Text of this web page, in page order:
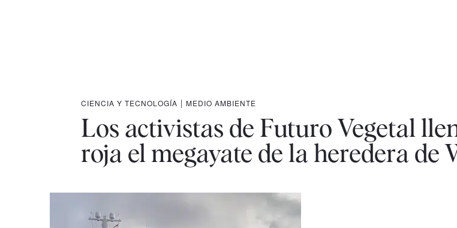
CIENCIA Y TECNOLOGÍA | MEDIO AMBIENTE
Los activistas de Futuro Vegetal
roja el megayate de la heredera de